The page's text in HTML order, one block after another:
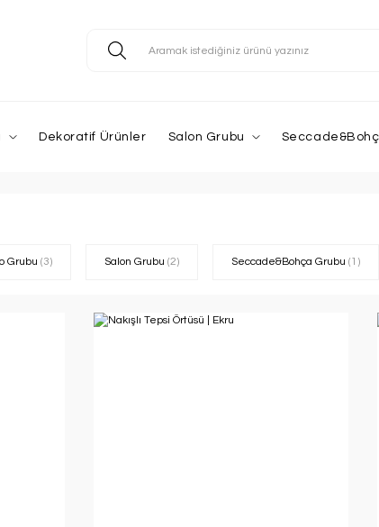
Dekoratif Ürünler Salon Grubu
Grubu (3) Salon Grubu (2) Seccade&Bohça Grubu (1)